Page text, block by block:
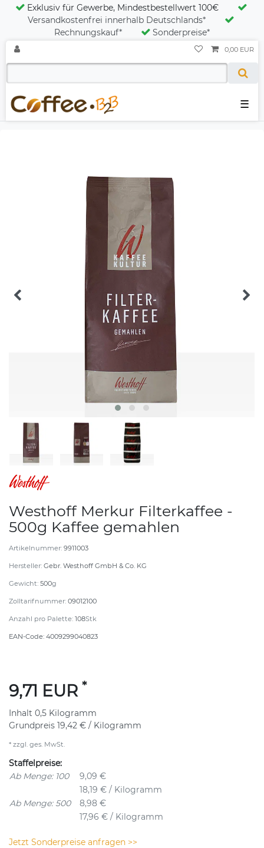
Exklusiv für Gewerbe, Mindestbestellwert 100€
Versandkostenfrei innerhalb Deutschlands*
Rechnungskauf*
Sonderpreise*
☰
0,00 EUR
Westhoff Merkur Filterkaffee -
500g Kaffee gemahlen
Artikelnummer: 9911003
Hersteller: Gebr. Westhoff GmbH & Co. KG
Gewicht: 500g
Zolltarifnummer: 09012100
Anzahl pro Palette: 108Stk
EAN-Code: 4009299040823
9,71 EUR *
Inhalt 0,5 Kilogramm
Grundpreis 19,42 € / Kilogramm
* zzgl. ges. MwSt.
Staffelpreise:
Ab Menge: 100
9,09 €
18,19 € / Kilogramm
Ab Menge: 500
8,98 €
17,96 € / Kilogramm
Jetzt Sonderpreise anfragen >>